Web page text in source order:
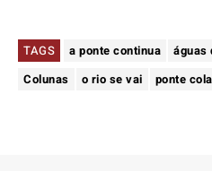
TAGS a ponte continua águas
Colunas
o rio se vai ponte